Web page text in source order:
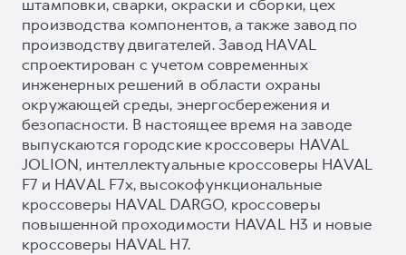
штамповки, сварки, окраски и сборки, цех
производства компонентов, а также завод по
производству двигателей. Завод HAVAL
спроектирован с учетом современных
инженерных решений в области охраны
окружающей среды, энергосбережения и
безопасности. В настоящее время на заводе
выпускаются городские кроссоверы HAVAL
JOLION, интеллектуальные кроссоверы HAVAL
F7 и HAVAL F7x, высокофункциональные
кроссоверы HAVAL DARGO, кроссоверы
повышенной проходимости HAVAL H3 и новые
кроссоверы HAVAL H7.